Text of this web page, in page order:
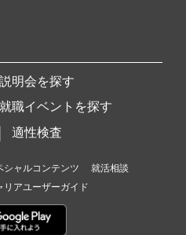
説明会を探す
就職イベントを探す
適性検査
シャルコンテンツ
就活相談
リアユーザーガイド